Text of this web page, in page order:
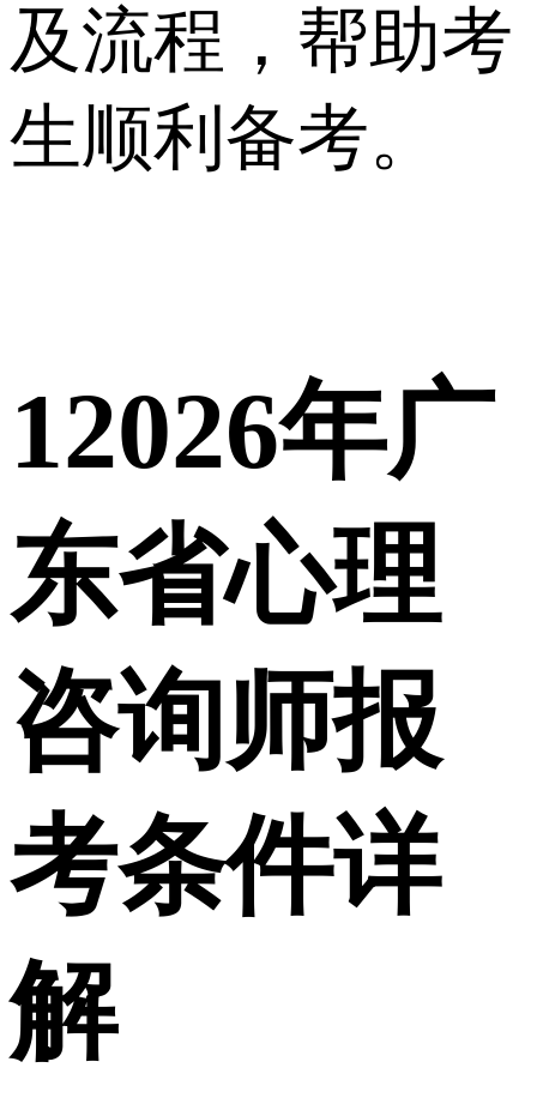
及流程，帮助考
生顺利备考。
12026年广
东省心理
咨询师报
考条件详
解